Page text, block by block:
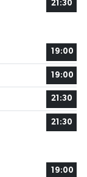
21:30
19:00
19:00
21:30
21:30
19:00